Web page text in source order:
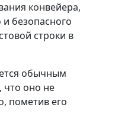
конвейера,
безопасного
строки в
обычным
что оно не
пометив его